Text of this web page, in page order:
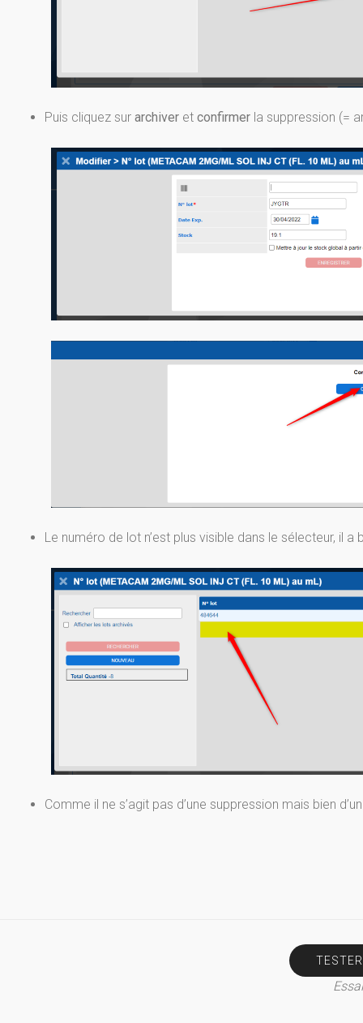
Puis cliquez sur archiver et confirmer la suppression (=
Le numéro de lot n’est plus visible dans le sélecteur, il a
Comme il ne s’agit pas d’une suppression mais bien